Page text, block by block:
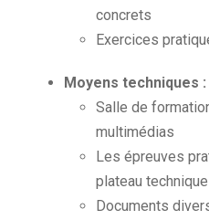
concrets
Exercices
Moyens techniques :
Salle de
multimédias
Les épreuves
plateau
Documents